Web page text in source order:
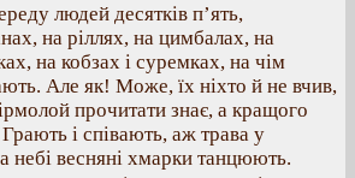
людей десятків п’ять,
на ріллях, на цимбалах, на
на кобзах і суремках, на чім
Але як! Може, їх ніхто й не вчив,
прочитати знає, а кращого
і співають, аж трава у
небі весняні хмарки танцюють.